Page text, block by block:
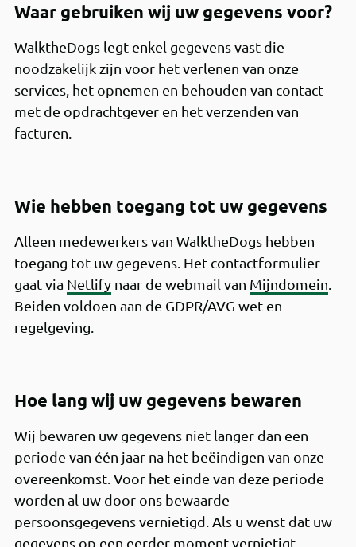
Waar gebruiken wij uw gegevens voor?
WalktheDogs legt enkel gegevens vast die
noodzakelijk zijn voor het verlenen van onze
services, het opnemen en behouden van contact
met de opdrachtgever en het verzenden van
facturen.
Wie hebben toegang tot uw gegevens
Alleen medewerkers van WalktheDogs hebben
toegang tot uw gegevens. Het contactformulier
gaat via Netlifynaar de webmail van Mijndomein
Beiden voldoen aan de GDPR/AVG wet en
regelgeving.
Hoe lang wij uw gegevens bewaren
Wij bewaren uw gegevens niet langer dan een
periode van één jaar na het beëindigen van onze
overeenkomst. Voor het einde van deze periode
worden al uw door ons bewaarde
persoonsgegevens vernietigd. Als u wenst dat uw
gegevens op een eerder moment vernietigt